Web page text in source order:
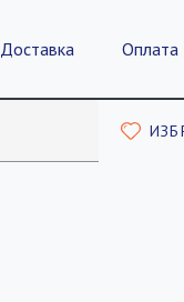
Доставка Оплата